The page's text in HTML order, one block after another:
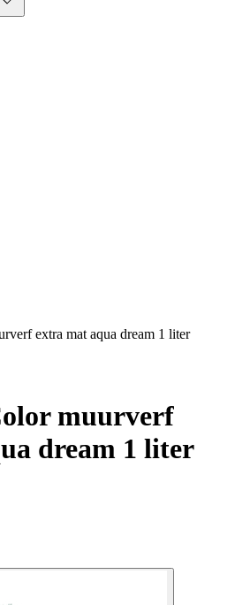
extra mat aqua dream 1 liter
muurverf
dream 1 liter